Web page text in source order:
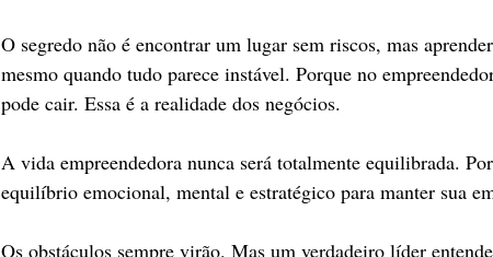
O segredo não é encontrar um lugar sem riscos, mas
mesmo quando tudo parece instável. Porque no
pode cair. Essa é a realidade dos negócios.
A vida empreendedora nunca será totalmente equilibrada.
equilíbrio emocional, mental e estratégico para manter sua
Os obstáculos sempre virão. Mas um verdadeiro líder